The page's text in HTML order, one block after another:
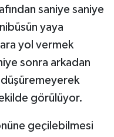
saniye saniye
yaya
yol vermek
sonra arkadan
düşüremeyerek
görülüyor.
geçilebilmesi